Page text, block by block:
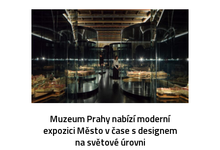
Muzeum Prahy nabízí moderní
expozici Město v čase s designem
na světové úrovni